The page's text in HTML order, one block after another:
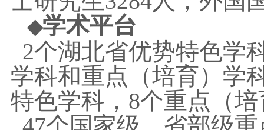
◆学术平台
2个湖北省优势特色学
学科和重点（培育）学
特色学科，8个重点（